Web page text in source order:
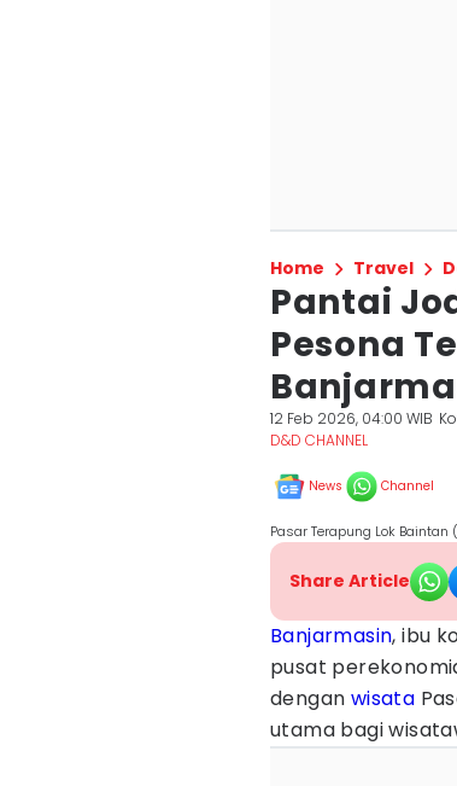
Home Travel
Pantai
Pesona
12 Feb 2026, 04:00 WIB
D&D CHANNEL
News Channel
Pasar Terapung Lok
Share Article
Banjarmasin, ibu
pusat
dengan wisata
utama bagi